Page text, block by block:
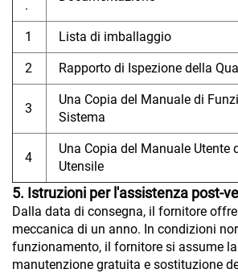
.
1 Lista di imballaggio
2 Rapporto di Ispezione della
3
Una Copia del Manuale di
Sistema
4
Una Copia del Manuale Utente
Utensile
5. Istruzioni per l'assistenza post-
Dalla data di consegna, il fornitore
meccanica di un anno. In condizioni
funzionamento, il fornitore si assume
manutenzione gratuita e sostituzione